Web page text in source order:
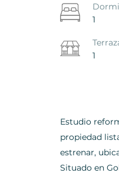
1
1
Estudio
propiedad
estrenar,
Situado en